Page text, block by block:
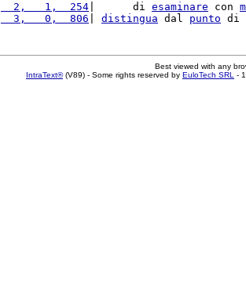
  2,   1,  254
|      di esaminare con
  3,   0,  806
distingua dal punto di
Best viewed with any
IntraText®(V89) - Some rights reserved by EuloTech SRL -